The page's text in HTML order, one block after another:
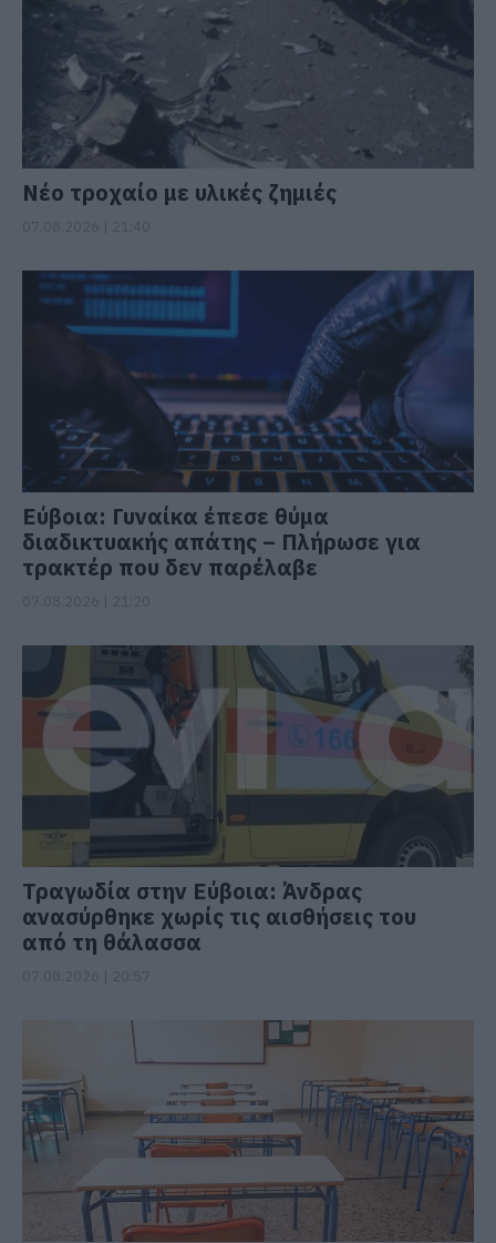
Νέο τροχαίο με υλικές ζημιές
Εύβοια: Γυναίκα έπεσε θύμα
διαδικτυακής απάτης – Πλήρωσε για
τρακτέρ που δεν παρέλαβε
Τραγωδία στην Εύβοια: Άνδρας
ανασύρθηκε χωρίς τις αισθήσεις του
από τη θάλασσα